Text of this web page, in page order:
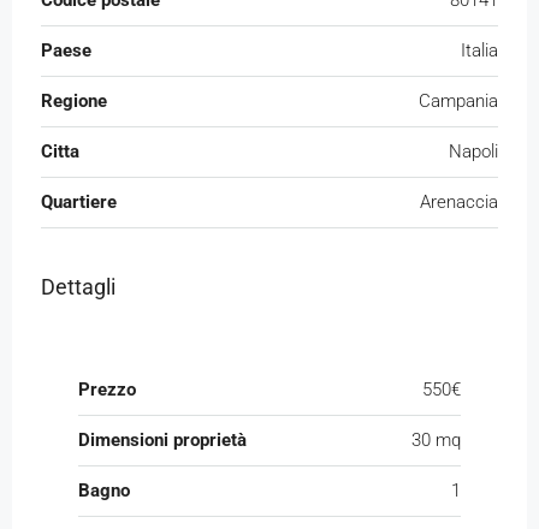
Paese Italia
Regione Campania
Citta Napoli
Quartiere Arenaccia
Dettagli
Prezzo 550€
Dimensioni proprietà 30 mq
Bagno 1